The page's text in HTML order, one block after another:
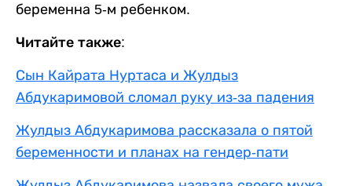
беременна 5-м ребенком.
Читайте также:
Сын Кайрата Нуртаса и Жулдыз
Абдукаримовой сломал руку из-за падения
Жулдыз Абдукаримова рассказала о пятой
беременности и планах на гендер-пати